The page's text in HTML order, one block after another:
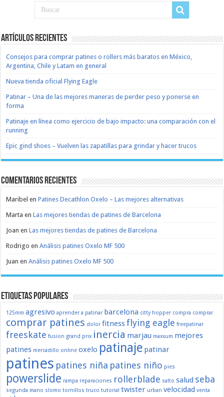
Artículos recientes
Consejos para comprar patines o rollers más baratos en México,
Argentina, Chile y Latam en general
Nueva tienda oficial Flying Eagle
Patinar – Una de las mejores maneras de perder peso y ponerse en
forma
Patinaje en línea como ejercicio de bajo impacto: una comparación con el
running
Epic gind shoes – Vuelven las zapatillas para grindar y hacer trucos
Comentarios recientes
Maribel enPatines Decathlon Oxelo – Las mejores alternativas
Marta enLas mejores tiendas de patines de Barcelona
Joan enLas mejores tiendas de patines de Barcelona
Rodrigo enAnálisis patines Oxelo MF 500
Juan enAnálisis patines Oxelo MF 500
Etiquetas populares
125mm agresivo aprender a patinar barcelona citty hopper compra comprar
comprar patines dolor fitnessflying eagle freepatinar
freeskate fusion grand prix inercia marjau maxxum mejores
patines mercadillo online oxelo patinaje patinar
patines patines niña patines niño pies
powerslide rampa reparaciones rollerblade salto salud seba
segunda mano slomo tornillos truco tutorial twister urban velocidad venta